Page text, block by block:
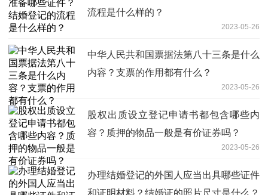
流程是什么样的？
2023-05-26
中华人民共和国票据法第八十三条是什么
内容？支票的作用都有什么？
2023-05-26
股权出质设立登记申请书都包含哪些内
容？质押的物品一般是有价证券吗？
2023-05-26
办理结婚登记的外国人应当出具哪些证件
和证明材料？结婚证的照片尺寸是什么？